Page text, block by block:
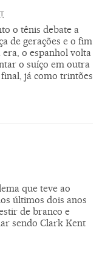
o tênis debate a
de gerações e o fim
era, o espanhol volta
o suíço em outra
já como trintões
que teve ao
últimos dois anos
de branco e
sendo Clark Kent